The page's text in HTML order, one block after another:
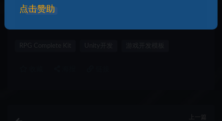
问题反馈
RPG Complete Kit
上一篇
点击赞助